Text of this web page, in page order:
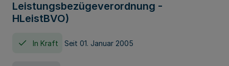
Leistungsbezügeverordnung -
HLeistBVO)
In Kraft Seit 01. Januar 2005